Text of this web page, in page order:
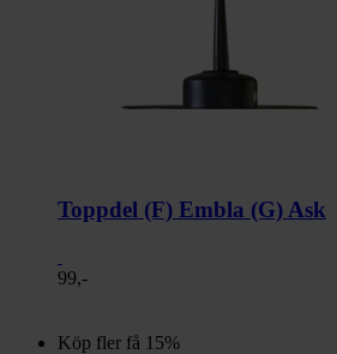
Toppdel (F) Embla (G) Ask
99,-
Köp fler få 15%